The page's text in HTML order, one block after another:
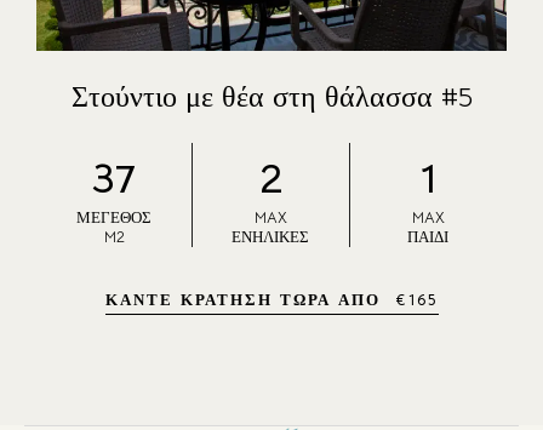
Στούντιο με θέα στη θάλασσα #5
37
ΜΈΓΕΘΟΣ
M2
2
MAX
ΕΝΉΛΙΚΕΣ
1
MAX
ΠΑΙΔΊ
ΚΆΝΤΕ ΚΡΆΤΗΣΗ ΤΏΡΑ ΑΠΌ €165